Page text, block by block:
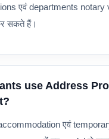
एवं departments notary
सकते हैं।
use Address
एवं